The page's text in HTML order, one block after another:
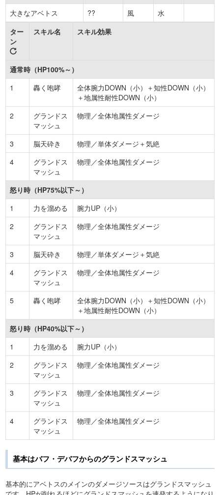
大きなアベトス
?? 風
水
ター
ン
スキル名 スキル効果
通常時（HP100%～）
1
轟く咆哮
全体腕力DOWN（小）＋知性DOWN（小）
＋地属性耐性DOWN（小）
2
グランドス
マッシュ
物理／全体地属性ダメージ
3 脳天砕き
物理／単体ダメージ＋気絶
4
グランドス
マッシュ
物理／全体地属性ダメージ
怒り時（HP75%以下～）
1
力を溜める
腕力UP（小）
2
グランドス
マッシュ
物理／全体地属性ダメージ
3 脳天砕き
物理／単体ダメージ＋気絶
4
グランドス
マッシュ
物理／全体地属性ダメージ
5 轟く咆哮
全体腕力DOWN（小）＋知性DOWN（小）
＋地属性耐性DOWN（小）
怒り時（HP40%以下～）
1
力を溜める
腕力UP（小）
2
グランドス
マッシュ
物理／全体地属性ダメージ
3
グランドス
マッシュ
物理／全体地属性ダメージ
4
グランドス
マッシュ
物理／全体地属性ダメージ
基本はバフ・デバフからのグランドスマッシュ
基本的にアベトスのメインのダメージソースはグランドスマッシュ